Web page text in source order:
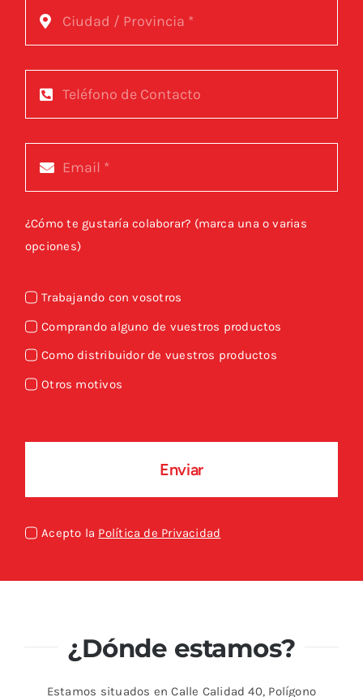
¿Cómo te gustaría colaborar? (marca una o varias
opciones)
Trabajando con vosotros
Comprando alguno de vuestros productos
Como distribuidor de vuestros productos
Otros motivos
Enviar
Acepto la Política de Privacidad
¿Dónde estamos?
Estamos situados en Calle Calidad 40, Polígono